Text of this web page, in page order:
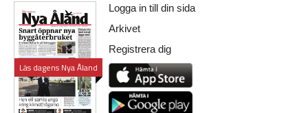
Läs dagens Nya Åland
Logga in till din sida
Arkivet
Registrera dig